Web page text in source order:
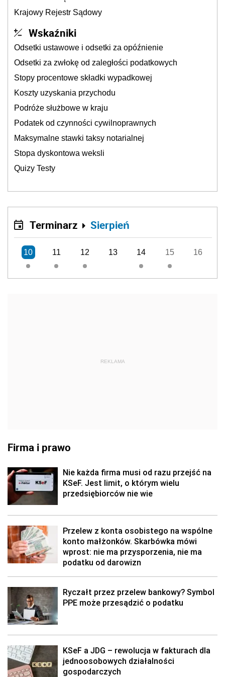
Krajowy Rejestr Sądowy
Wskaźniki
Odsetki ustawowe i odsetki za opóźnienie
Odsetki za zwłokę od zaległości podatkowych
Stopy procentowe składki wypadkowej
Koszty uzyskania przychodu
Podróże służbowe w kraju
Podatek od czynności cywilnoprawnych
Maksymalne stawki taksy notarialnej
Stopa dyskontowa weksli
Quizy Testy
Terminarz Sierpień
10 11 12 13 14 15 16
REKLAMA
Firma i prawo
Nie każda firma musi od razu przejść na
KSeF. Jest limit, o którym wielu
przedsiębiorców nie wie
Przelew z konta osobistego na wspólne
konto małżonków. Skarbówka mówi
wprost: nie ma przysporzenia, nie ma
podatku od darowizn
Ryczałt przez przelew bankowy? Symbol
PPE może przesądzić o podatku
KSeF a JDG – rewolucja w fakturach dla
jednoosobowych działalności
gospodarczych